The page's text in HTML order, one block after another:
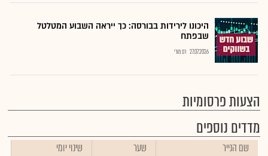
היכונו לירידות בבורסה: כך ייראה השבוע המטלטל
שבפתח
27.07.2026 רם מורי
הצעות פרסומיות
מדדים נוספים
שם הנייר שער
שינוי יומי